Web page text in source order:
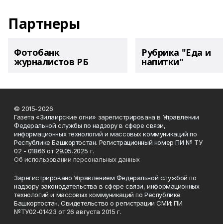
Партнеры
Фотобанк
журналистов РБ
Рубрика "Еда и
напитки"
© 2015-2026
Газета «Зилаирские огни» зарегистрирована в Управлении
Федеральной службы по надзору в сфере связи,
информационных технологий и массовых коммуникаций по
Республике Башкортостан. Регистрационный номер ПИ № ТУ
02 - 01866 от 29.05.2025 г.
Об использовании персональных данных
Зарегистрировано Управлением Федеральной службой по
надзору законодательства в сфере связи, информационных
технологий и массовых коммуникаций по Республике
Башкортостан. Свидетельство о регистрации СМИ: ПИ
№ТУ02-01423 от 26 августа 2015 г.